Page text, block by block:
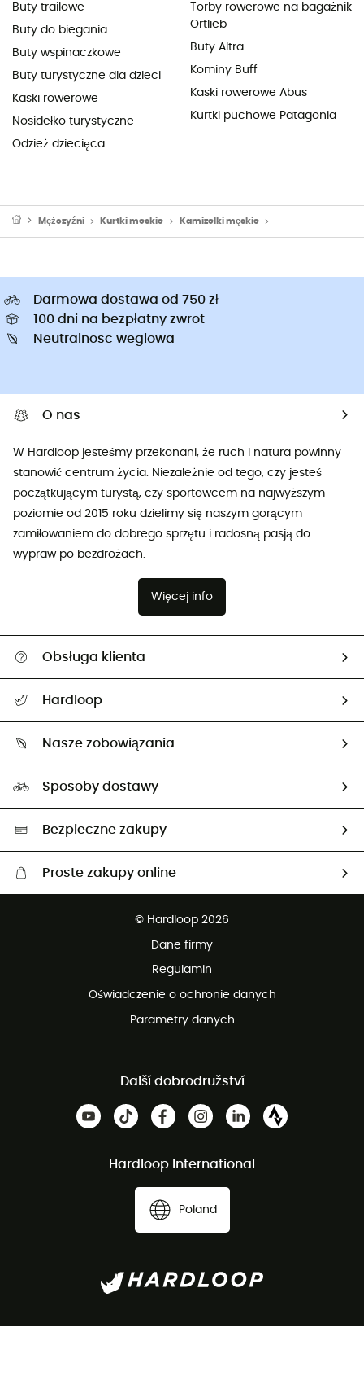
Buty trailowe
Buty do biegania
Buty wspinaczkowe
Buty turystyczne dla dzieci
Kaski rowerowe
Nosidełko turystyczne
Odzież dziecięca
Torby rowerowe na bagażnik
Ortlieb
Buty Altra
Kominy Buff
Kaski rowerowe Abus
Kurtki puchowe Patagonia
Mężczyźni Kurtki meskie Kamizelki męskie
Darmowa dostawa od 750 zł
100 dni na bezpłatny zwrot
Neutralnosc weglowa
O nas
W Hardloop jesteśmy przekonani, że ruch i natura powinny
stanowić centrum życia. Niezależnie od tego, czy jesteś
początkującym turystą, czy sportowcem na najwyższym
poziomie od 2015 roku dzielimy się naszym gorącym
zamiłowaniem do dobrego sprzętu i radosną pasją do
wypraw po bezdrożach.
Więcej info
Obsługa klienta
Zwrot artykułów i zwrot środków
Hardloop
Ambasadorzy
Nasze zobowiązania
Wybrane produkty eko
Sposoby dostawy
Bezpieczne zakupy
Proste zakupy online
© Hardloop 2026
Dane firmy
Regulamin
Oświadczenie o ochronie danych
Parametry danych
Další dobrodružství
Hardloop International
Poland